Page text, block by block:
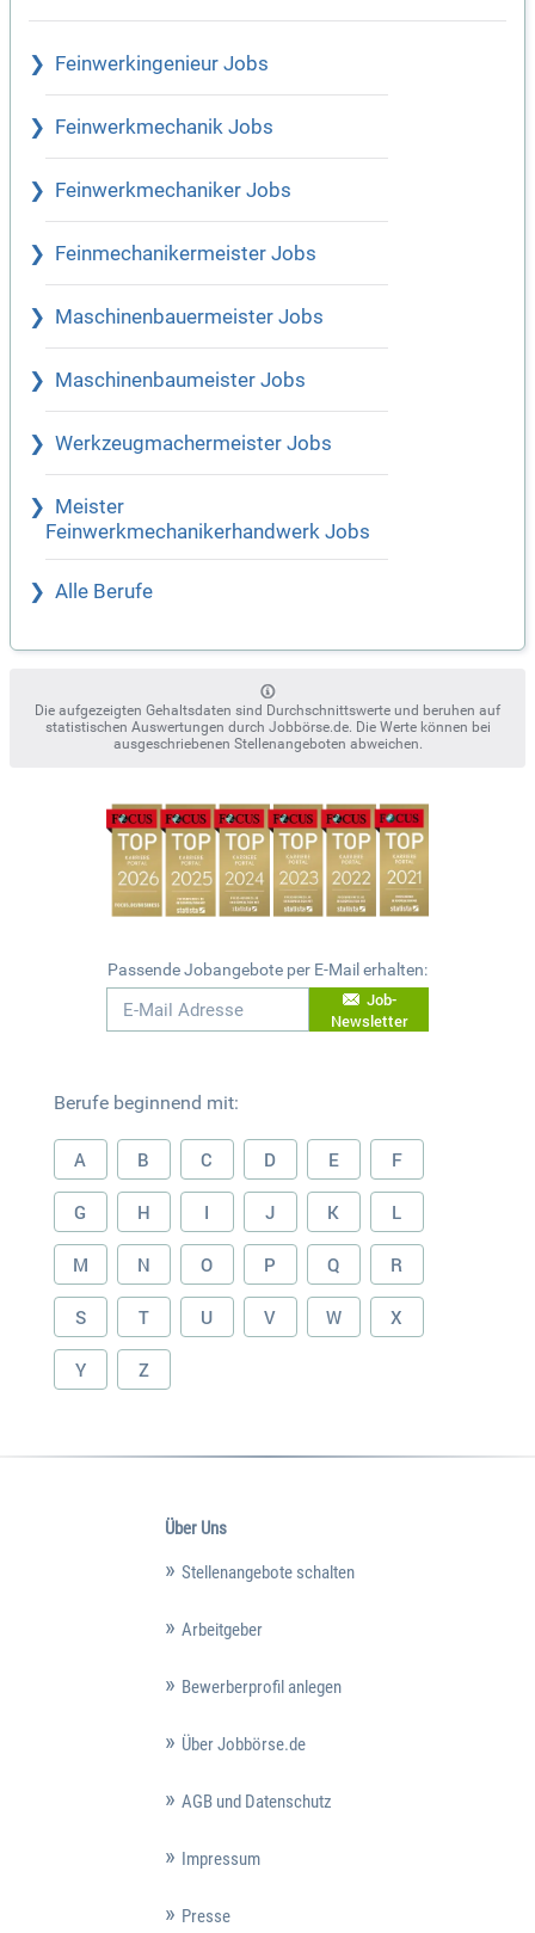
Feinwerkingenieur Jobs
Feinwerkmechanik Jobs
Feinwerkmechaniker Jobs
Feinmechanikermeister Jobs
Maschinenbauermeister Jobs
Maschinenbaumeister Jobs
Werkzeugmachermeister Jobs
Meister
Feinwerkmechanikerhandwerk Jobs
Alle Berufe
Die aufgezeigten Gehaltsdaten sind Durchschnittswerte und beruhen auf
statistischen Auswertungen durch Jobbörse.de. Die Werte können bei
ausgeschriebenen Stellenangeboten abweichen.
Passende Jobangebote per E-Mail erhalten:
Job-
Newsletter
Berufe beginnend mit:
A B C D E F
G H I J K L
M N O P Q R
S T U V W X
Y Z
Über Uns
Stellenangebote schalten
Arbeitgeber
Bewerberprofil anlegen
Über Jobbörse.de
AGB und Datenschutz
Impressum
Presse